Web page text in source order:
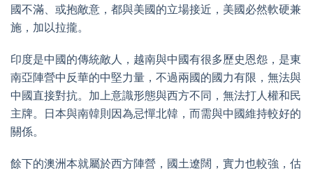
國不滿、或抱敵意，都與美國的立場接近，美國必然軟硬兼
施，加以拉攏。
印度是中國的傳統敵人，越南與中國有很多歷史恩怨，是東
南亞陣營中反華的中堅力量，不過兩國的國力有限，無法與
中國直接對抗。加上意識形態與西方不同，無法打人權和民
主牌。日本與南韓則因為忌憚北韓，而需與中國維持較好的
關係。
餘下的澳洲本就屬於西方陣營，國土遼闊，實力也較強，估